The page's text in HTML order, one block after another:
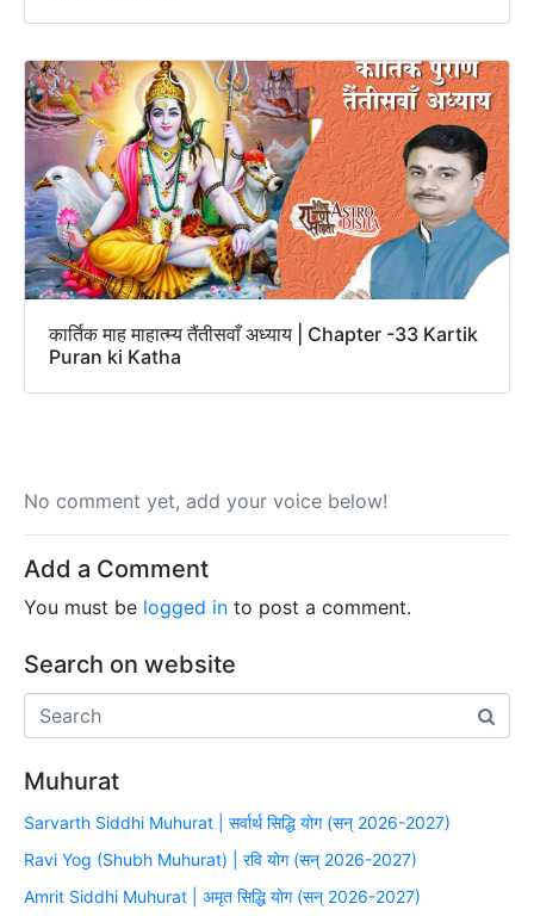
कार्तिक माह माहात्म्य तैंतीसवाँ अध्याय | Chapter -33 Kartik
Puran ki Katha
No comment yet, add your voice below!
Add a Comment
You must be logged in to post a comment.
Search on website
Muhurat
Sarvarth Siddhi Muhurat | सर्वार्थ सिद्धि योग (सन् 2026-2027)
Ravi Yog (Shubh Muhurat) | रवि योग (सन् 2026-2027)
Amrit Siddhi Muhurat | अमृत सिद्धि योग (सन् 2026-2027)